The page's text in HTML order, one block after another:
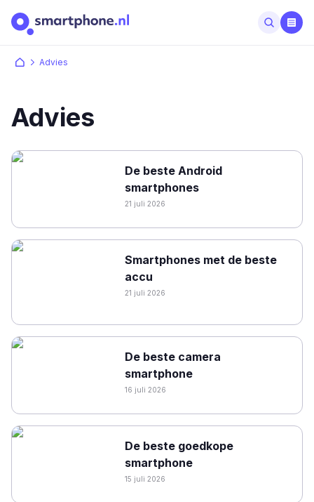
Advies
Advies
De beste Android
smartphones
21 juli 2026
Smartphones met de beste
accu
21 juli 2026
De beste camera
smartphone
16 juli 2026
De beste goedkope
smartphone
15 juli 2026